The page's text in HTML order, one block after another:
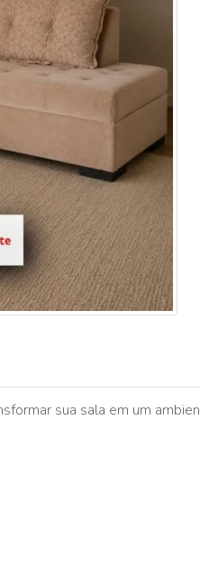
sua sala em um